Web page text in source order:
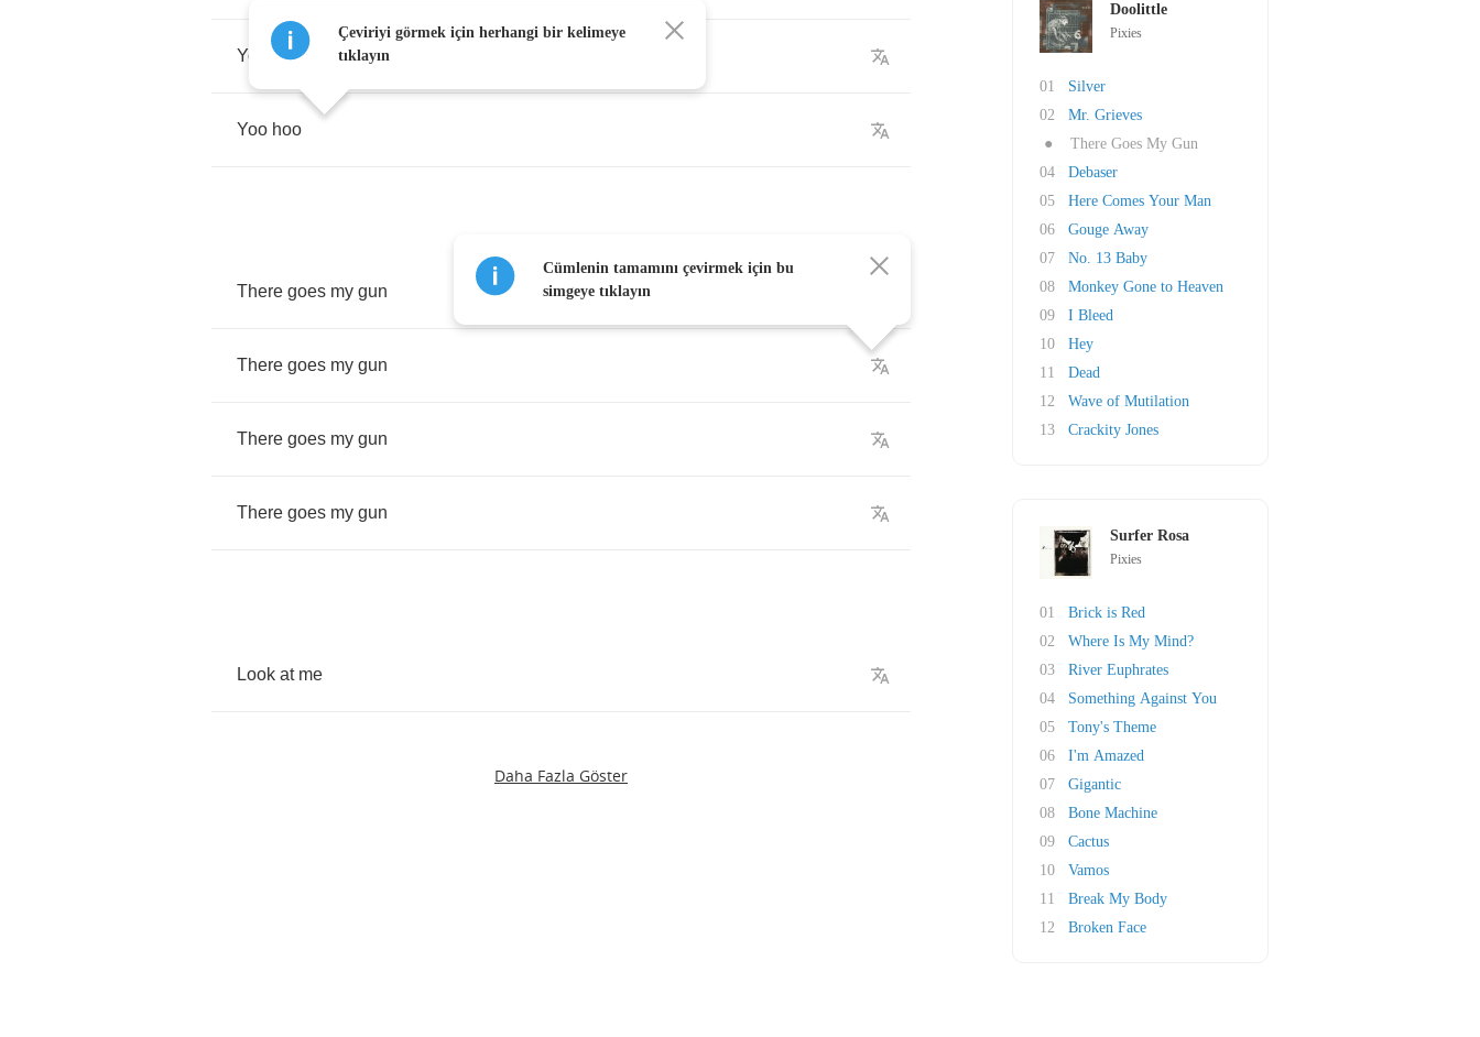
Yoo hoo
Yoo hoo
There goes my gun
There goes my gun
There goes my gun
There goes my gun
Look at me
Daha Fazla Göster
Çeviriyi görmek için herhangi bir kelimeye
tıklayın
Cümlenin tamamını çevirmek için bu
simgeye tıklayın
Doolittle
Pixies
01
Silver
02
Mr. Grieves
●
There Goes My Gun
04
Debaser
05
Here Comes Your Man
06
Gouge Away
07
No. 13 Baby
08
Monkey Gone to Heaven
09
I Bleed
10
Hey
11
Dead
12
Wave of Mutilation
13
Crackity Jones
Surfer Rosa
Pixies
01
Brick is Red
02
Where Is My Mind?
03
River Euphrates
04
Something Against You
05
Tony's Theme
06
I'm Amazed
07
Gigantic
08
Bone Machine
09
Cactus
10
Vamos
11
Break My Body
12
Broken Face